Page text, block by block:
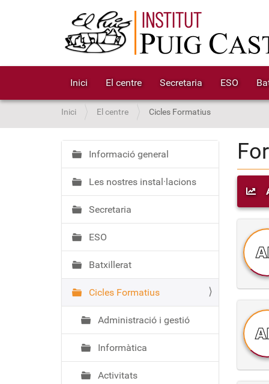
Inici El centre Secretaria ESO
S
o
u
:
Inici El centre Cicles Formatius
N
a
v
e
g
a
c
ó
Informació general
Les nostres instal·lacions
Secretaria
ESO
Batxillerat
Cicles Formatius
Administració i gestió
Informàtica
Activitats